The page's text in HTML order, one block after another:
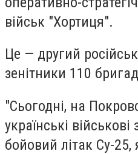
військ "Хортиця".
Це — другий
зенітники 110
"Сьогодні, на
українські
бойовий літак Су-